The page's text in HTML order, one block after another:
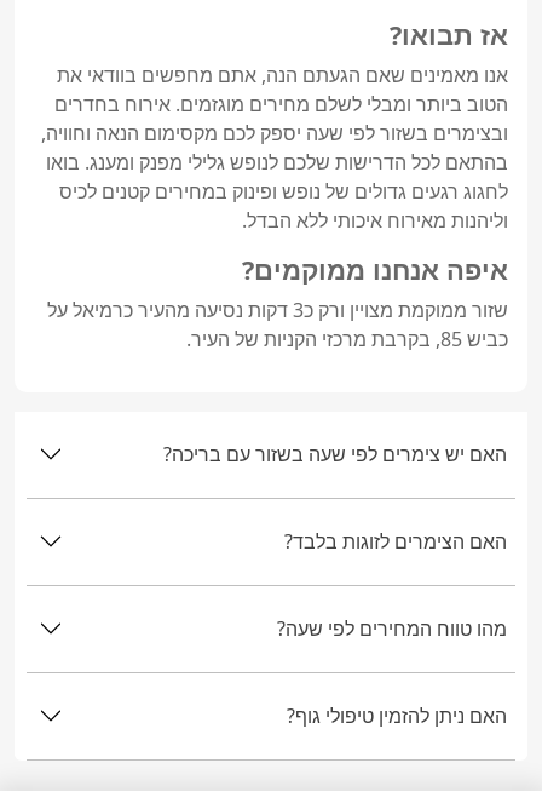
אז תבואו?
אנו מאמינים שאם הגעתם הנה, אתם מחפשים בוודאי את
הטוב ביותר ומבלי לשלם מחירים מוגזמים. אירוח בחדרים
ובצימרים בשזור לפי שעה יספק לכם מקסימום הנאה וחוויה,
בהתאם לכל הדרישות שלכם לנופש גלילי מפנק ומענג. בואו
לחגוג רגעים גדולים של נופש ופינוק במחירים קטנים לכיס
וליהנות מאירוח איכותי ללא הבדל.
איפה אנחנו ממוקמים?
שזור ממוקמת מצויין ורק כ3 דקות נסיעה מהעיר כרמיאל על
כביש 85, בקרבת מרכזי הקניות של העיר.
האם יש צימרים לפי שעה בשזור עם בריכה?
האם הצימרים לזוגות בלבד?
מהו טווח המחירים לפי שעה?
האם ניתן להזמין טיפולי גוף?